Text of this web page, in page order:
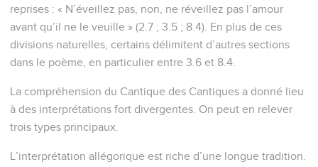
reprises : « N’éveillez pas, non, ne réveillez pas l’amour
avant qu’il ne le veuille » (2.7 ; 3.5 ; 8.4). En plus de ces
divisions naturelles, certains délimitent d’autres sections
dans le poème, en particulier entre 3.6 et 8.4.
La compréhension du Cantique des Cantiques a donné lieu
à des interprétations fort divergentes. On peut en relever
trois types principaux.
L’interprétation allégorique est riche d’une longue tradition.